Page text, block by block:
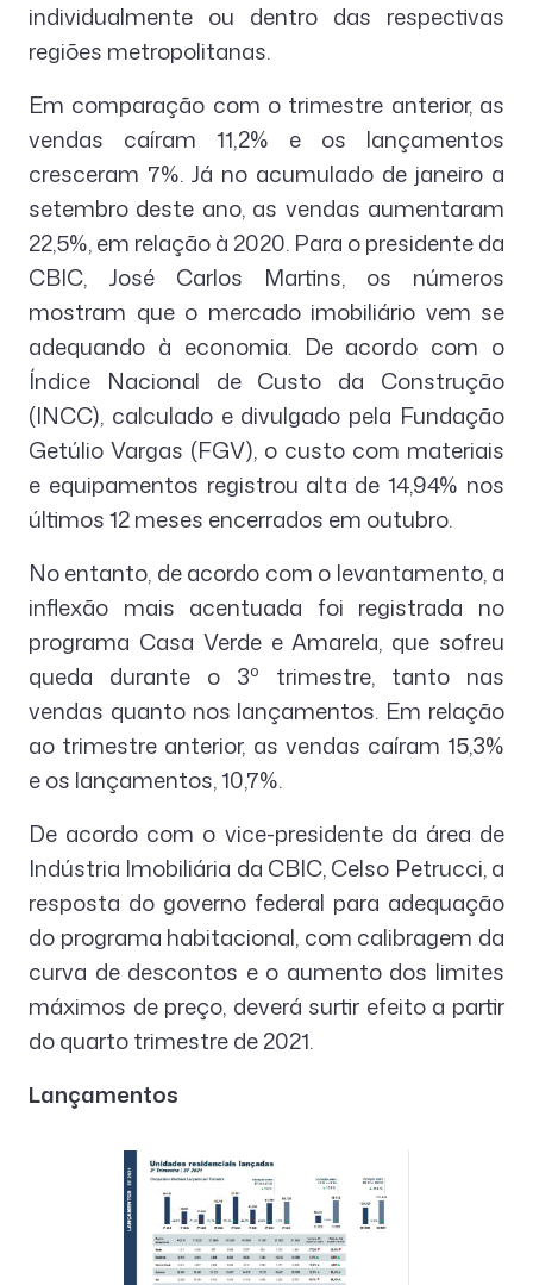
individualmente ou dentro das respectivas
regiões metropolitanas.
Em comparação com o trimestre anterior, as
vendas caíram 11,2% e os lançamentos
cresceram 7%. Já no acumulado de janeiro a
setembro deste ano, as vendas aumentaram
22,5%, em relação à 2020. Para o presidente da
CBIC, José Carlos Martins, os números
mostram que o mercado imobiliário vem se
adequando à economia. De acordo com o
Índice Nacional de Custo da Construção
(INCC), calculado e divulgado pela Fundação
Getúlio Vargas (FGV), o custo com materiais
e equipamentos registrou alta de 14,94% nos
últimos 12 meses encerrados em outubro.
No entanto, de acordo com o levantamento, a
inflexão mais acentuada foi registrada no
programa Casa Verde e Amarela, que sofreu
queda durante o 3º trimestre, tanto nas
vendas quanto nos lançamentos. Em relação
ao trimestre anterior, as vendas caíram 15,3%
e os lançamentos, 10,7%.
De acordo com o vice-presidente da área de
Indústria Imobiliária da CBIC, Celso Petrucci, a
resposta do governo federal para adequação
do programa habitacional, com calibragem da
curva de descontos e o aumento dos limites
máximos de preço, deverá surtir efeito a partir
do quarto trimestre de 2021.
Lançamentos